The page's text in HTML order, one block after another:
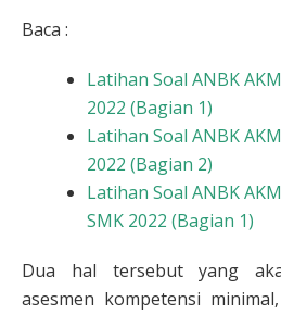
Baca :
Latihan Soal ANBK
2022 (Bagian 1)
Latihan Soal ANBK
2022 (Bagian 2)
Latihan Soal ANBK
SMK 2022 (Bagian 1)
Dua hal tersebut yang
asesmen kompetensi